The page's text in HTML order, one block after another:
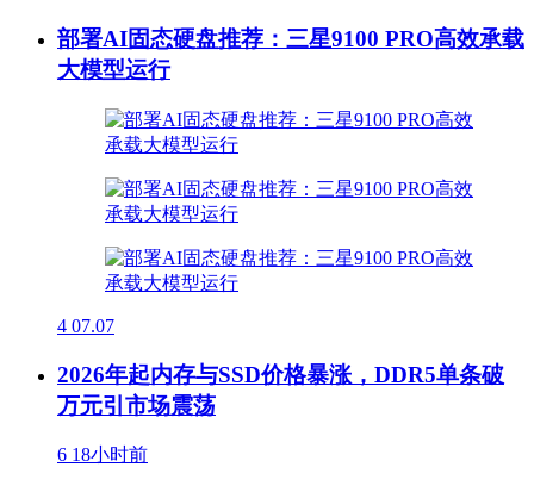
部署AI固态硬盘推荐：三星9100 PRO高效承载
大模型运行
4 07.07
2026年起内存与SSD价格暴涨，DDR5单条破
万元引市场震荡
6 18小时前